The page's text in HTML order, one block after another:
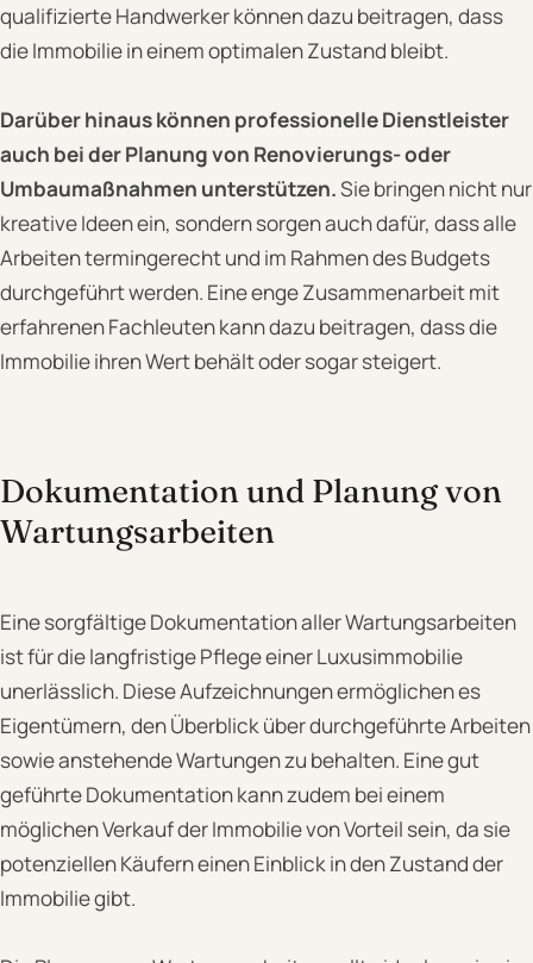
qualifizierte Handwerker können dazu beitragen, dass
die Immobilie in einem optimalen Zustand bleibt.
Darüber hinaus können professionelle Dienstleister
auch bei der Planung von Renovierungs- oder
Umbaumaßnahmen unterstützen.Sie bringen nicht nur
kreative Ideen ein, sondern sorgen auch dafür, dass alle
Arbeiten termingerecht und im Rahmen des Budgets
durchgeführt werden. Eine enge Zusammenarbeit mit
erfahrenen Fachleuten kann dazu beitragen, dass die
Immobilie ihren Wert behält oder sogar steigert.
Dokumentation und Planung von
Wartungsarbeiten
Eine sorgfältige Dokumentation aller Wartungsarbeiten
ist für die langfristige Pflege einer Luxusimmobilie
unerlässlich. Diese Aufzeichnungen ermöglichen es
Eigentümern, den Überblick über durchgeführte Arbeiten
sowie anstehende Wartungen zu behalten. Eine gut
geführte Dokumentation kann zudem bei einem
möglichen Verkauf der Immobilie von Vorteil sein, da sie
potenziellen Käufern einen Einblick in den Zustand der
Immobilie gibt.